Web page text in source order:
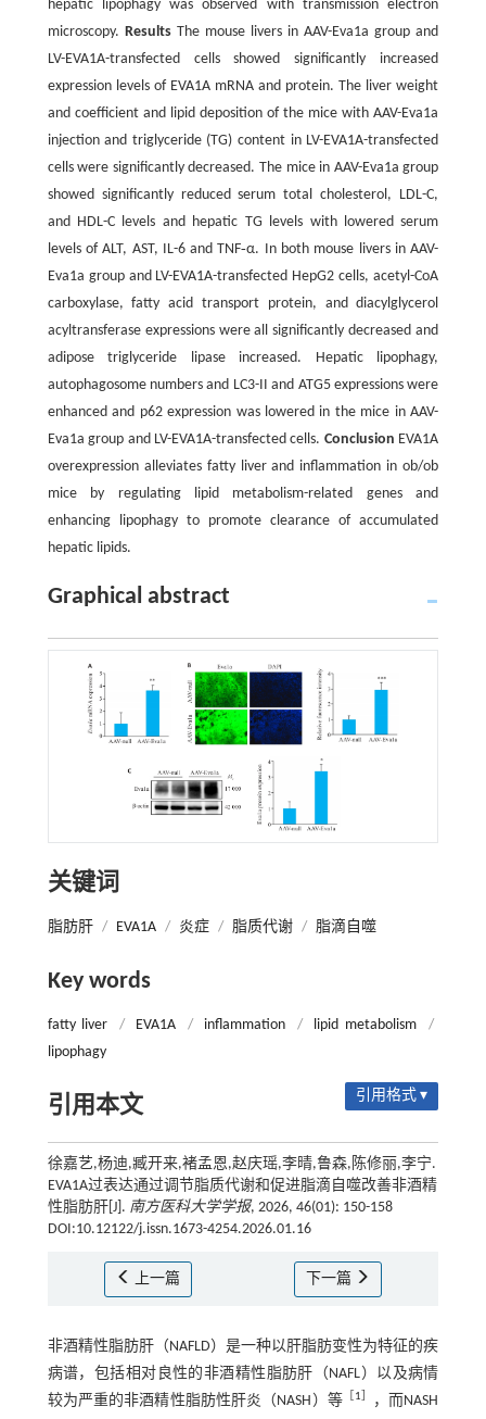
hepatic lipophagy was observed with transmission electron
microscopy. ResultsThe mouse livers in AAV-Eva1a group and
LV-EVA1A-transfected cells showed significantly increased
expression levels of EVA1A mRNA and protein. The liver weight
and coefficient and lipid deposition of the mice with AAV-Eva1a
injection and triglyceride (TG) content in LV-EVA1A-transfected
cells were significantly decreased. The mice in AAV-Eva1a group
showed significantly reduced serum total cholesterol, LDL-C,
and HDL-C levels and hepatic TG levels with lowered serum
levels of ALT, AST, IL-6 and TNF‑α. In both mouse livers in AAV-
Eva1a group and LV-EVA1A-transfected HepG2 cells, acetyl-CoA
carboxylase, fatty acid transport protein, and diacylglycerol
acyltransferase expressions were all significantly decreased and
adipose triglyceride lipase increased. Hepatic lipophagy,
autophagosome numbers and LC3-II and ATG5 expressions were
enhanced and p62 expression was lowered in the mice in AAV-
Eva1a group and LV-EVA1A-transfected cells. Conclusion EVA1A
overexpression alleviates fatty liver and inflammation in ob/ob
mice by regulating lipid metabolism-related genes and
enhancing lipophagy to promote clearance of accumulated
hepatic lipids.
Graphical abstract
关键词
脂肪肝 / EVA1A / 炎症 / 脂质代谢 / 脂滴自噬
Key words
fatty liver / EVA1A / inflammation / lipid metabolism
/
lipophagy
引用本文 引用格式 ▾
徐嘉艺,杨迪,臧开来,褚孟恩,赵庆瑶,李晴,鲁森,陈修丽,李宁.
EVA1A过表达通过调节脂质代谢和促进脂滴自噬改善非酒精
性脂肪肝[J]. 南方医科大学学报, 2026, 46(01): 150-158
DOI:10.12122/j.issn.1673-4254.2026.01.16
上一篇 下一篇
非酒精性脂肪肝（NAFLD）是一种以肝脂肪变性为特征的疾
病谱，包括相对良性的非酒精性脂肪肝（NAFL）以及病情
较为严重的非酒精性脂肪性肝炎（NASH）等［ 1 ，而NASH